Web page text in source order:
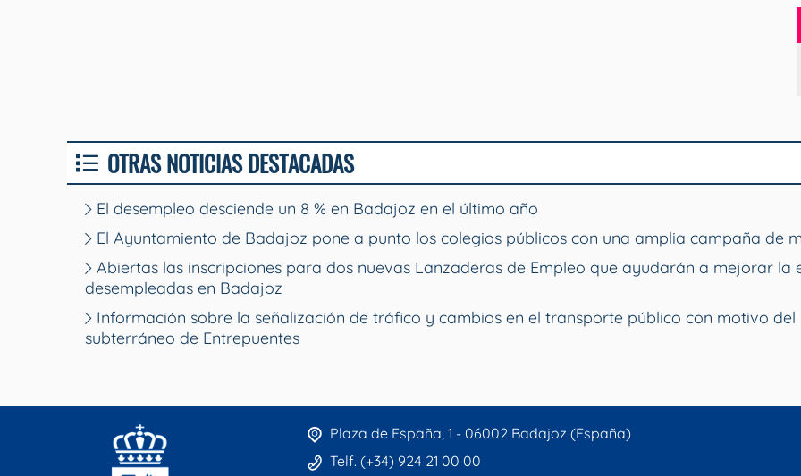
OTRAS NOTICIAS DESTACADAS
El desempleo desciende un 8 % en Badajoz en el último año
El Ayuntamiento de Badajoz pone a punto los colegios públicos con una amplia campaña de
Abiertas las inscripciones para dos nuevas Lanzaderas de Empleo que ayudarán a mejorar la
desempleadas en Badajoz
Información sobre la señalización de tráfico y cambios en el transporte público con motivo
subterráneo de Entrepuentes
Plaza de España, 1 - 06002 Badajoz (España)
Telf. (+34) 924 21 00 00